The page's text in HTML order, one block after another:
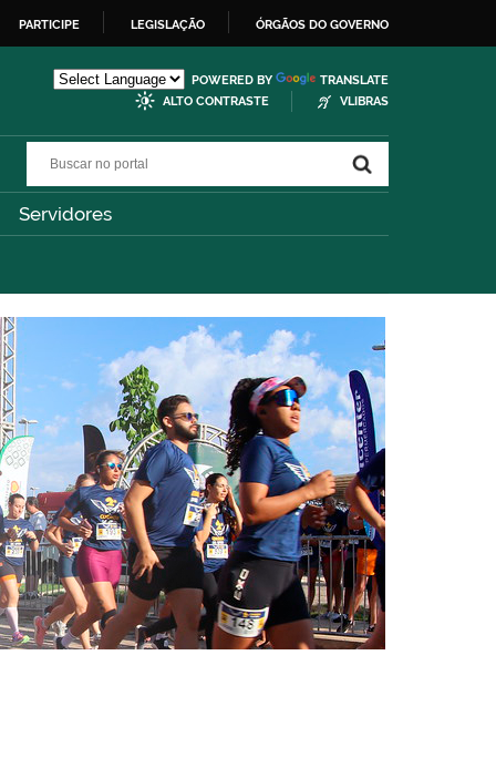
PARTICIPE LEGISLAÇÃO ÓRGÃOS DO GOVERNO
POWERED BY
TRANSLATE
ALTO CONTRASTE
VLIBRAS
Servidores